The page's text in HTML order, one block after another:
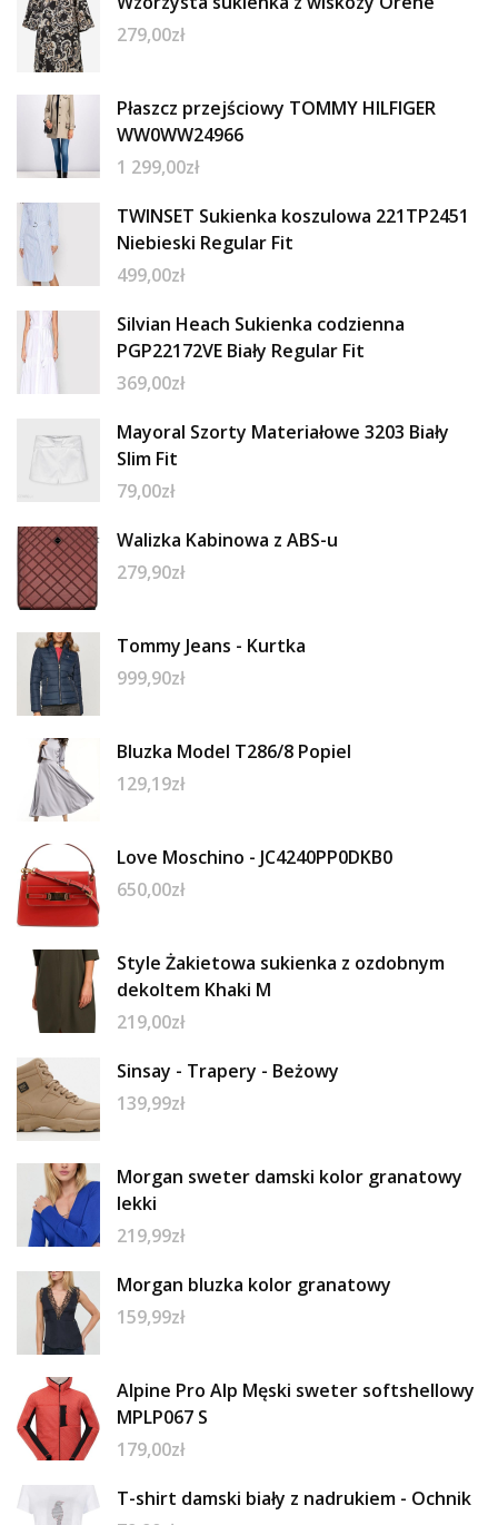
279,00zł
Płaszcz przejściowy TOMMY HILFIGER
WW0WW24966
1 299,00zł
TWINSET Sukienka koszulowa 221TP2451
Niebieski Regular Fit
499,00zł
Silvian Heach Sukienka codzienna
PGP22172VE Biały Regular Fit
369,00zł
Mayoral Szorty Materiałowe 3203 Biały
Slim Fit
79,00zł
Walizka Kabinowa z ABS-u
279,90zł
Tommy Jeans - Kurtka
999,90zł
Bluzka Model T286/8 Popiel
129,19zł
Love Moschino - JC4240PP0DKB0
650,00zł
Style Żakietowa sukienka z ozdobnym
dekoltem Khaki M
219,00zł
Sinsay - Trapery - Beżowy
139,99zł
Morgan sweter damski kolor granatowy
lekki
219,99zł
Morgan bluzka kolor granatowy
159,99zł
Alpine Pro Alp Męski sweter softshellowy
MPLP067 S
179,00zł
T-shirt damski biały z nadrukiem - Ochnik